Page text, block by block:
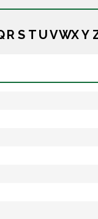
R S T UVWXY